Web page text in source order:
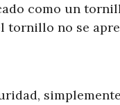
como un
no se